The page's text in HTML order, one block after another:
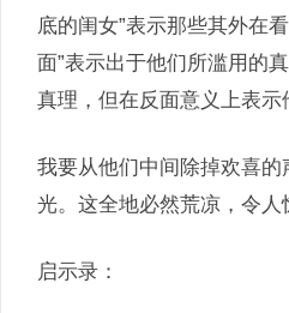
底的闺女”表示那些其外在
面”表示出于他们所滥用的
真理，但在反面意义上表
我要从他们中间除掉欢喜
光。这全地必然荒凉，令
启示录：